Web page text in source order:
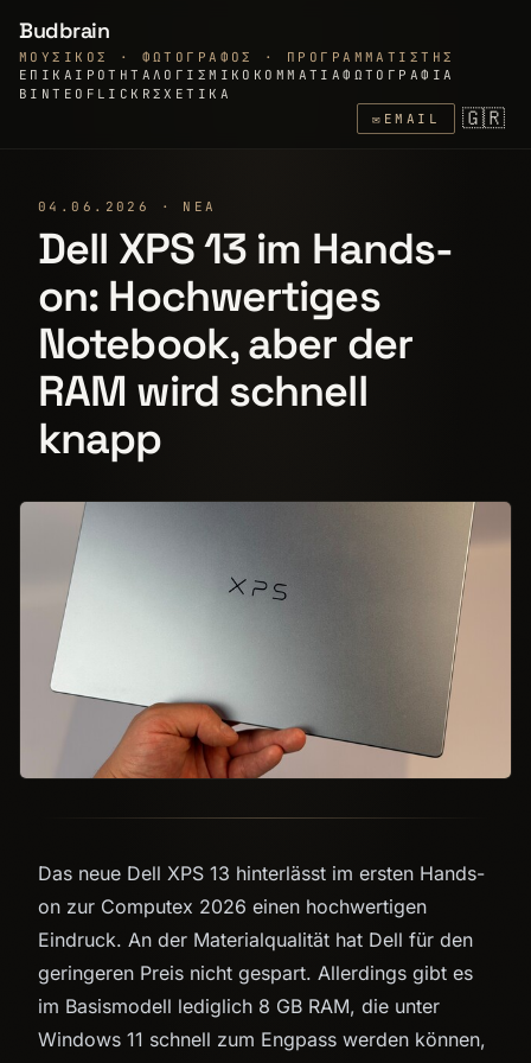
Budbrain
ΜΟΥΣΙΚΌΣ · ΦΩΤΟΓΡΆΦΟΣ · ΠΡΟΓΡΑΜΜΑΤΙΣΤΉΣ
ΕΠΙΚΑΙΡΌΤΗΤΑΛΟΓΙΣΜΙΚΌ ΚΟΜΜΆΤΙΑΦΩΤΟΓΡΑΦΊΑ
ΒΊΝΤΕΟ FLICKRΣΧΕΤΙΚΆ
✉ EMAIL 🇬🇷
04.06.2026 · ΝΈΑ
Dell XPS 13 im Hands-
on: Hochwertiges
Notebook, aber der
RAM wird schnell
knapp
Das neue Dell XPS 13 hinterlässt im ersten Hands-
on zur Computex 2026 einen hochwertigen
Eindruck. An der Materialqualität hat Dell für den
geringeren Preis nicht gespart. Allerdings gibt es
im Basismodell lediglich 8 GB RAM, die unter
Windows 11 schnell zum Engpass werden können,